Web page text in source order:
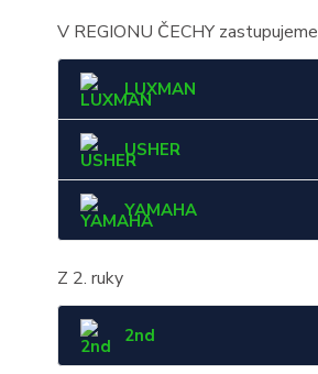
V REGIONU ČECHY zastupujeme
LUXMAN
USHER
YAMAHA
Z 2. ruky
2nd